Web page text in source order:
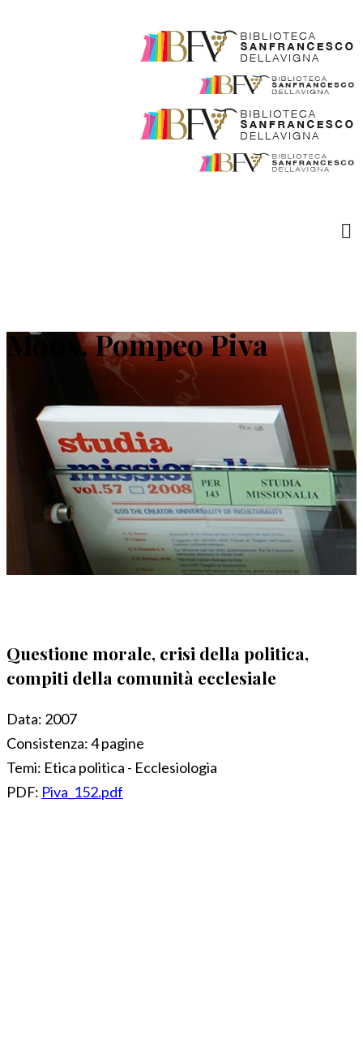
Mons. Pompeo Piva
Questione morale, crisi della politica,
compiti della comunità ecclesiale
Data: 2007
Consistenza:4 pagine
Temi: Etica politica - Ecclesiologia
PDF: Piva_152.pdf